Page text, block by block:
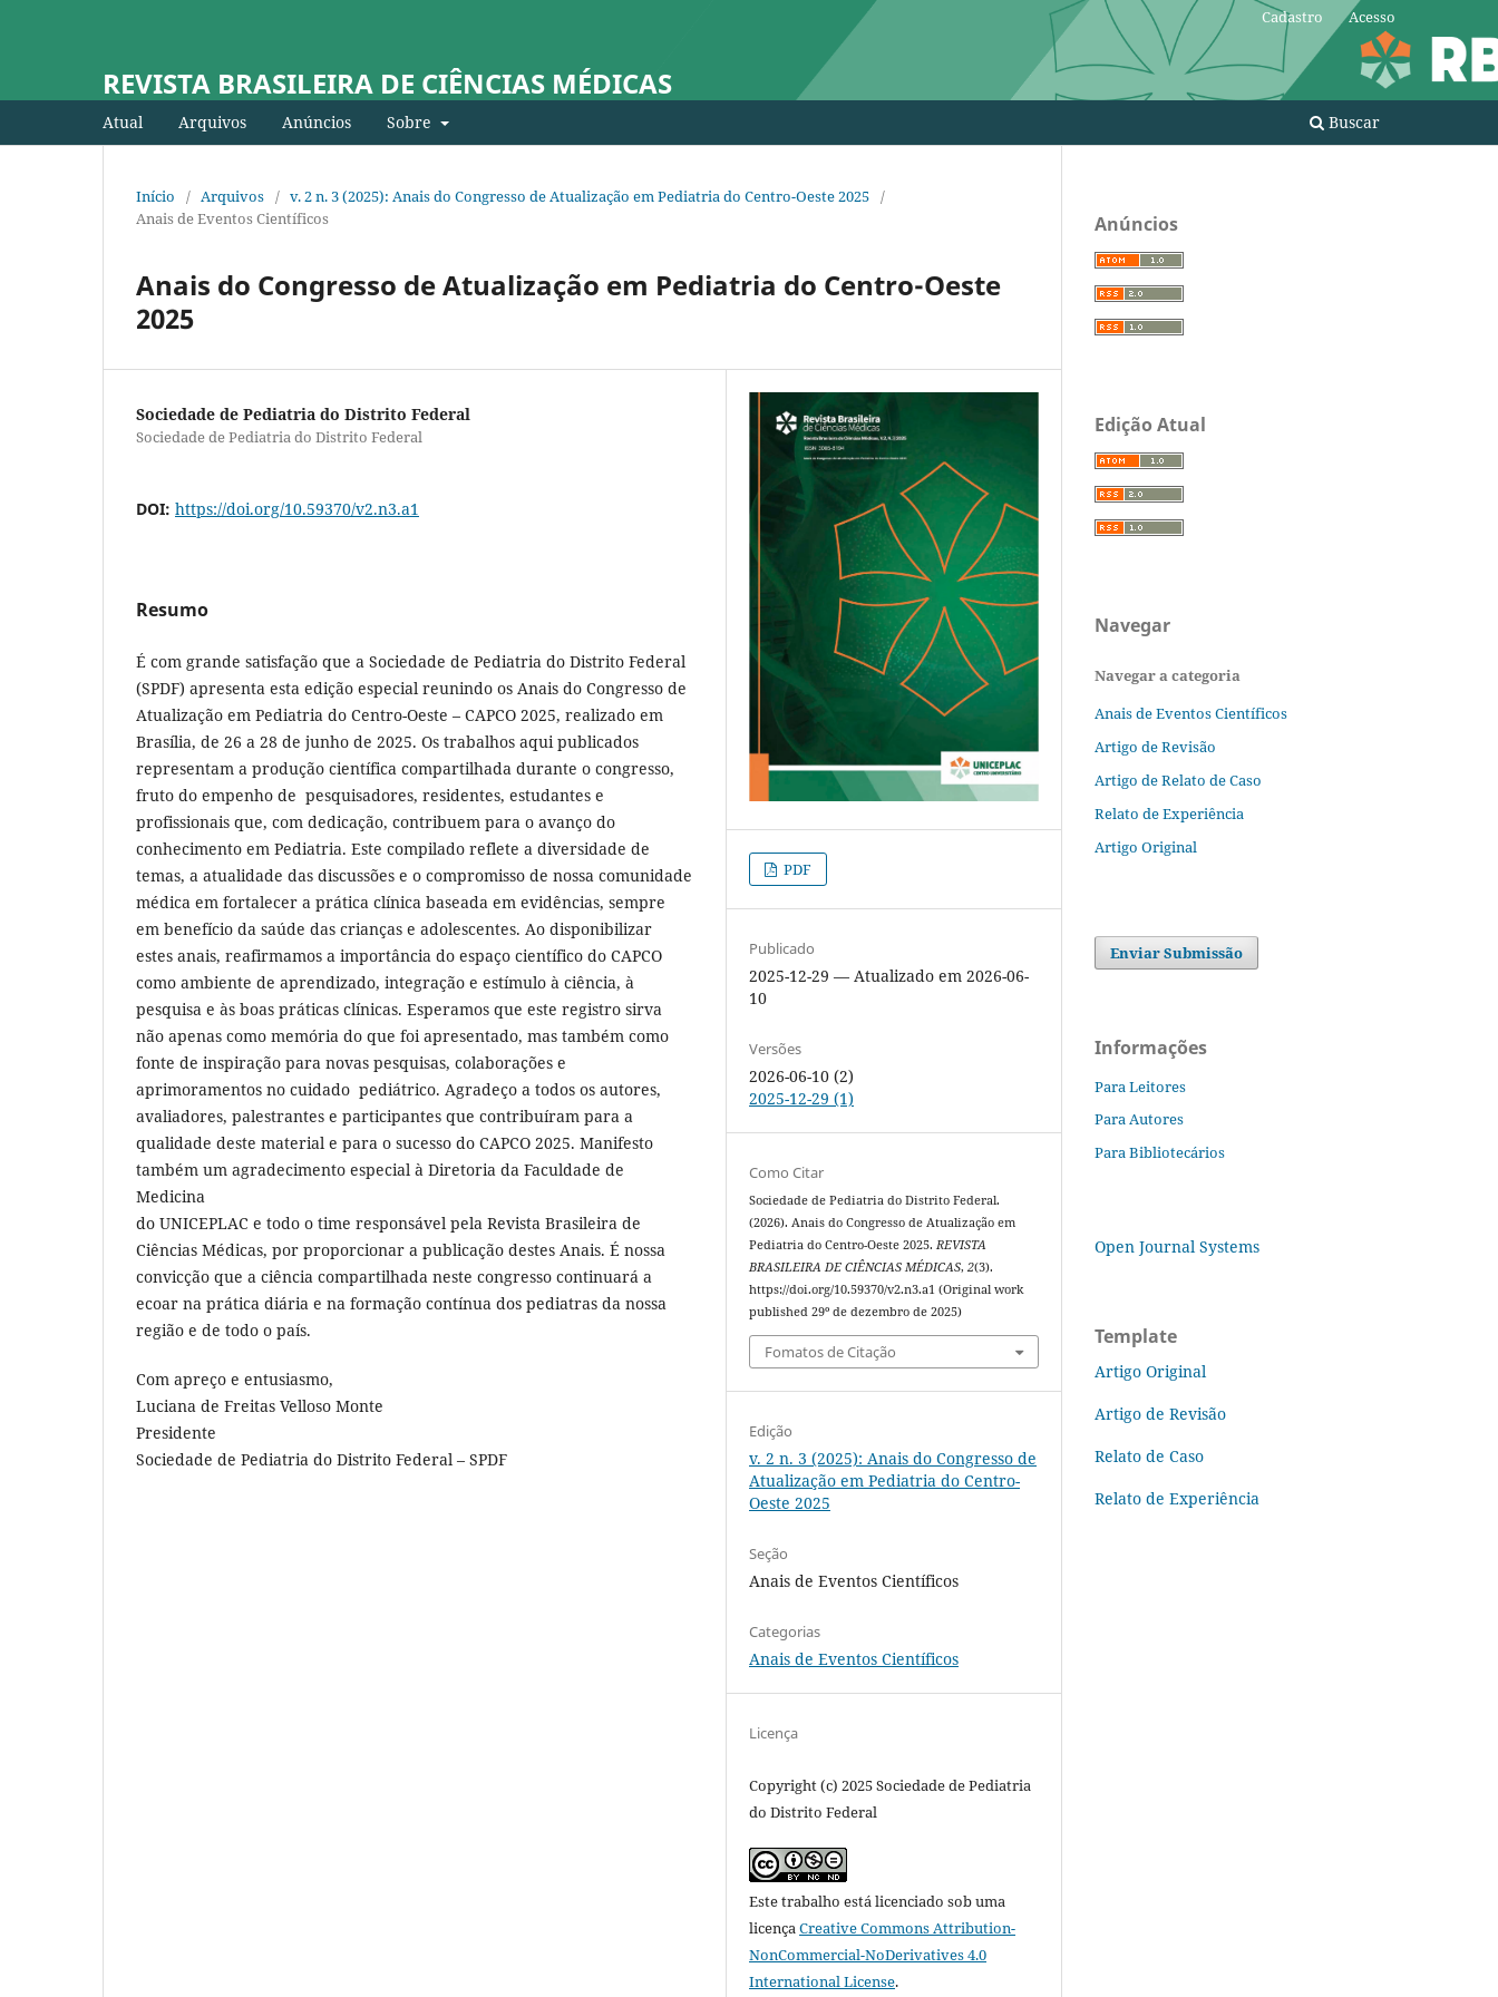
REVISTA BRASILEIRA DE CIÊNCIAS MÉDICAS
Atual Arquivos Anúncios Sobre Buscar
Cadastro Acesso
Início / Arquivos / v. 2 n. 3 (2025): Anais do Congresso de Atualização em Pediatria do Centro-Oeste 2025 /
Anais de Eventos Científicos
Anais do Congresso de Atualização em Pediatria do Centro-Oeste
2025
Sociedade de Pediatria do Distrito Federal
Sociedade de Pediatria do Distrito Federal
DOI: https://doi.org/10.59370/v2.n3.a1
Resumo
É com grande satisfação que a Sociedade de Pediatria do Distrito Federal
(SPDF) apresenta esta edição especial reunindo os Anais do Congresso de
Atualização em Pediatria do Centro-Oeste – CAPCO 2025, realizado em
Brasília, de 26 a 28 de junho de 2025. Os trabalhos aqui publicados
representam a produção científica compartilhada durante o congresso,
fruto do empenho de pesquisadores, residentes, estudantes e
profissionais que, com dedicação, contribuem para o avanço do
conhecimento em Pediatria. Este compilado reflete a diversidade de
temas, a atualidade das discussões e o compromisso de nossa comunidade
médica em fortalecer a prática clínica baseada em evidências, sempre
em benefício da saúde das crianças e adolescentes. Ao disponibilizar
estes anais, reafirmamos a importância do espaço científico do CAPCO
como ambiente de aprendizado, integração e estímulo à ciência, à
pesquisa e às boas práticas clínicas. Esperamos que este registro sirva
não apenas como memória do que foi apresentado, mas também como
fonte de inspiração para novas pesquisas, colaborações e
aprimoramentos no cuidado pediátrico. Agradeço a todos os autores,
avaliadores, palestrantes e participantes que contribuíram para a
qualidade deste material e para o sucesso do CAPCO 2025. Manifesto
também um agradecimento especial à Diretoria da Faculdade de
Medicina
do UNICEPLAC e todo o time responsável pela Revista Brasileira de
Ciências Médicas, por proporcionar a publicação destes Anais. É nossa
convicção que a ciência compartilhada neste congresso continuará a
ecoar na prática diária e na formação contínua dos pediatras da nossa
região e de todo o país.
Com apreço e entusiasmo,
Luciana de Freitas Velloso Monte
Presidente
Sociedade de Pediatria do Distrito Federal – SPDF
PDF
Publicado
2025-12-29 — Atualizado em 2026-06-
10
Versões
2026-06-10 (2)
2025-12-29 (1)
Como Citar
Sociedade de Pediatria do Distrito Federal.
(2026). Anais do Congresso de Atualização em
Pediatria do Centro-Oeste 2025.REVISTA
BRASILEIRA DE CIÊNCIAS MÉDICAS,2(3).
https://doi.org/10.59370/v2.n3.a1 (Original work
published 29º de dezembro de 2025)
Fomatos de Citação
Edição
v. 2 n. 3 (2025): Anais do Congresso de
Atualização em Pediatria do Centro-
Oeste 2025
Seção
Anais de Eventos Científicos
Categorias
Anais de Eventos Científicos
Licença
Copyright (c) 2025 Sociedade de Pediatria
do Distrito Federal
Este trabalho está licenciado sob uma
licençaCreative Commons Attribution-
NonCommercial-NoDerivatives 4.0
International License.
Anúncios
Edição Atual
Navegar
Navegar a categoria
Anais de Eventos Científicos
Artigo de Revisão
Artigo de Relato de Caso
Relato de Experiência
Artigo Original
Enviar Submissão
Informações
Para Leitores
Para Autores
Para Bibliotecários
Open Journal Systems
Template
Artigo Original
Artigo de Revisão
Relato de Caso
Relato de Experiência